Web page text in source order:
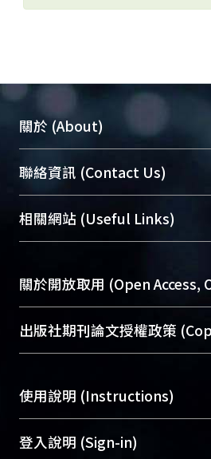
關於 (About)
臺大位居世界頂尖大學之列
展現本校豐碩的研究成果及
機構典藏（NTUR）與學術庫
台，成為臺大學術典藏NTU
成果。
To permanently archive and
profiles and scholarly works,
services of “NTU
聯絡資訊 (Contact Us)
總館學科館員(Main Library)
醫學圖書館學科館員(Medical
Sciences Library)
相關網站 (Useful Links)
關於開放取用 (Open Access,
開放取用是從使用者角度提
動，應用在學術研究上是透
用逐年攀升。同時可加速研
Archive）平台。 （點選深入了
出版社期刊論文授權政策
含部分內容的版權非匯入
助與合作完成，請確認該
意提供此授權。
使用說明 (Instructions)
網站簡介(Quickstart Guide)
登入說明 (Sign-in)